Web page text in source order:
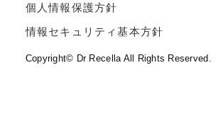
個人情報保護方針
情報セキュリティ基本方針
Copyright© Dr Recella All Rights Reserved.